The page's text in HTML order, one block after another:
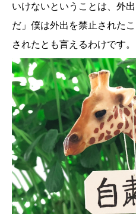
いけないということは、外
だ」僕は外出を禁止された
されたとも言えるわけです。